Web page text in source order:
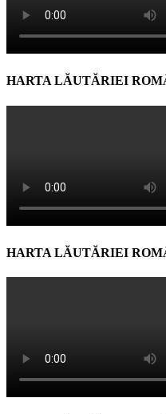
HARTA LĂUTĂRIEI
HARTA LĂUTĂRIEI